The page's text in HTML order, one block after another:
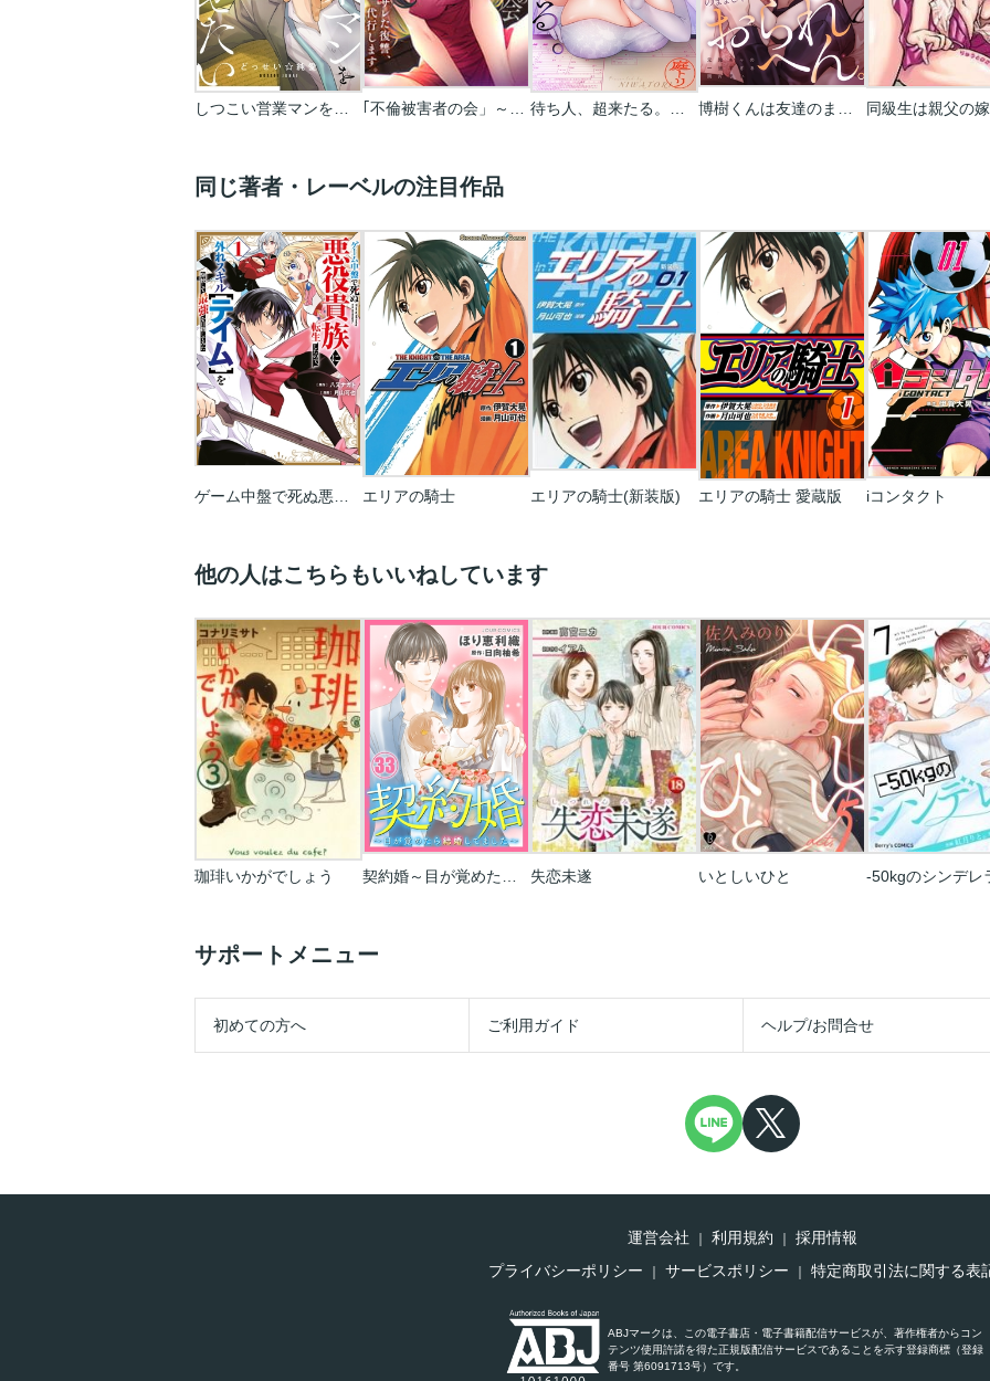
同じ著者・レーベルの注目作品
エリアの騎士 エリアの騎士(新装版) エリアの騎士 愛蔵版 iコンタクト
他の人はこちらもいいねしています
珈琲いかがでしょう 失恋未遂 いとしいひと -50kgのシンデレ
サポートメニュー
初めての方へ ご利用ガイド ヘルプ/お問合せ
運営会社 利用規約
採用情報
プライバシーポリシー
サービスポリシー 特定商取引法に関する表
ABJマークは、この電子書店・電子書籍配信サービスが、著作権者からコン
テンツ使用許諾を得た正規版配信サービスであることを示す登録商標（登録
番号 第6091713号）です。